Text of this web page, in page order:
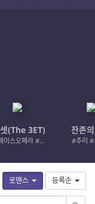
(The 3ET)
#스페이스오페라 #우주활극
잔존
#추리 #
로맨스 등록순